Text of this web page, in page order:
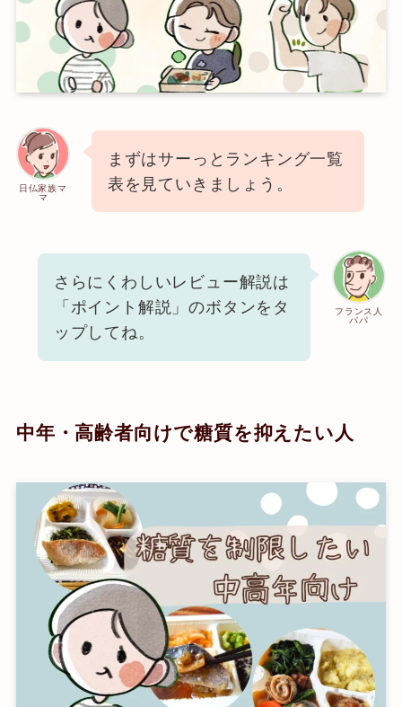
日仏家族マ
マ
まずはサーっとランキング一覧
表を見ていきましょう。
フランス人
パパ
さらにくわしいレビュー解説は
「ポイント解説」のボタンをタ
ップしてね。
中年・高齢者向けで糖質を抑えたい人